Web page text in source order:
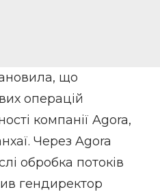
що
операцій
компанії Agora,
Через Agora
обробка потоків
гендиректор